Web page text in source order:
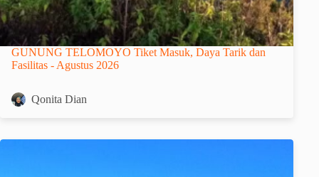
GUNUNG TELOMOYO Tiket Masuk, Daya Tarik dan
Fasilitas - Agustus 2026
Qonita Dian